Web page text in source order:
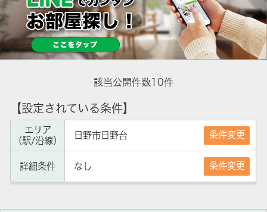
該当公開件数10件
【設定されている条件】
エリア
（駅/沿線）
日野市日野台 条件変更
詳細条件 なし 条件変更